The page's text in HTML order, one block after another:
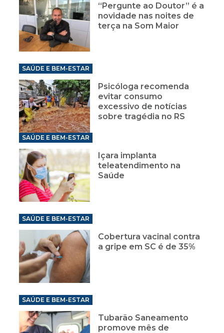
“Pergunte ao Doutor” é a
novidade nas noites de
terça na Som Maior
SAÚDE E BEM-ESTAR
Psicóloga recomenda
evitar consumo
excessivo de notícias
sobre tragédia no RS
SAÚDE E BEM-ESTAR
Içara implanta
teleatendimento na
Saúde
SAÚDE E BEM-ESTAR
Cobertura vacinal contra
a gripe em SC é de 35%
SAÚDE E BEM-ESTAR
Tubarão Saneamento
promove mês de